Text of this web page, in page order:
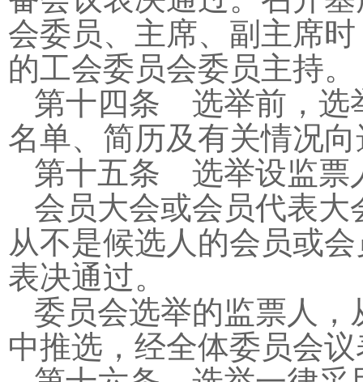
会委员、主席、副主席
的工会委员会委员主持。
第十四条 选举前，选
名单、简历及有关情况
第十五条 选举设监票
会员大会或会员代表
从不是候选人的会员或
表决通过。
委员会选举的监票人
中推选，经全体委员会